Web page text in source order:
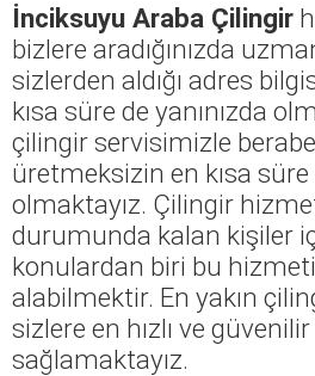
İnciksuyu Araba Çilingir
bizlere aradığınızda
sizlerden aldığı adres
kısa süre de yanınızda
çilingir servisimizle
üretmeksizin en kısa süre
olmaktayız. Çilingir
durumunda kalan kişiler
konulardan biri bu hizmeti
alabilmektir. En yakın
sizlere en hızlı ve
sağlamaktayız.